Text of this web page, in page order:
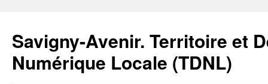
Savigny-Avenir. Territoire et
Numérique Locale (TDNL)